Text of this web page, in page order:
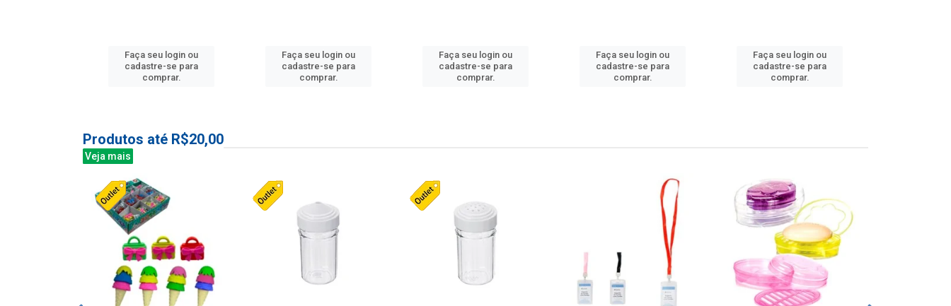
Faça seu login ou
cadastre-se para
comprar.
Faça seu login ou
cadastre-se para
comprar.
Faça seu login ou
cadastre-se para
comprar.
Faça seu login ou
cadastre-se para
comprar.
Faça seu login ou
cadastre-se para
comprar.
Produtos até R$20,00
Veja mais